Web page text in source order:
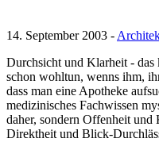
14. September 2003 -
Durchsicht und Klarheit -
schon wohltun, wenns ihm,
dass man eine Apotheke
medizinisches Fachwissen
daher, sondern Offenheit
Direktheit und Blick-